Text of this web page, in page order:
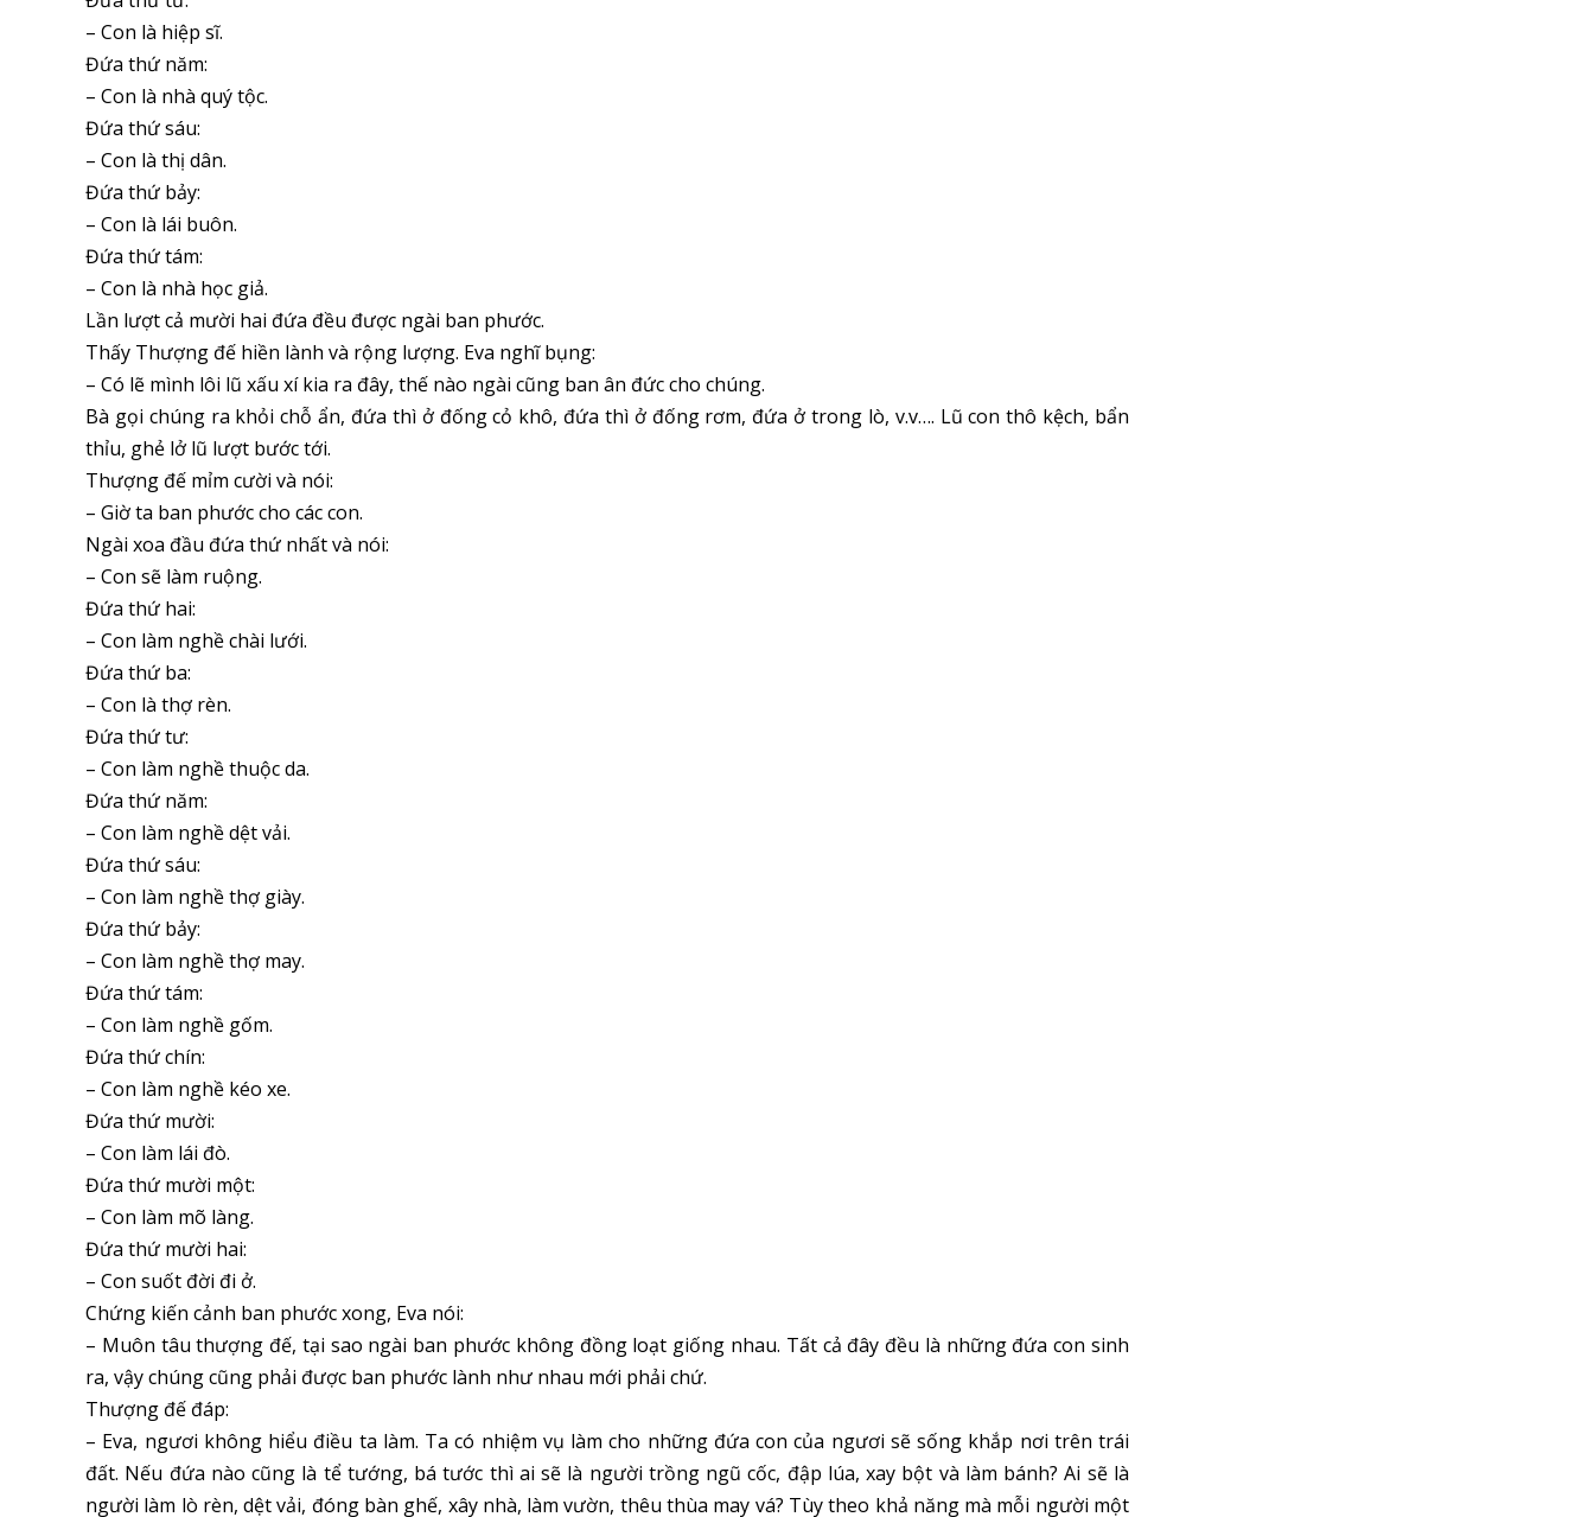
– Con là hiệp sĩ.
Đứa thứ năm:
– Con là nhà quý tộc.
Đứa thứ sáu:
– Con là thị dân.
Đứa thứ bảy:
– Con là lái buôn.
Đứa thứ tám:
– Con là nhà học giả.
Lần lượt cả mười hai đứa đều được ngài ban phước.
Thấy Thượng đế hiền lành và rộng lượng. Eva nghĩ bụng:
– Có lẽ mình lôi lũ xấu xí kia ra đây, thế nào ngài cũng ban ân đức cho chúng.
Bà gọi chúng ra khỏi chỗ ẩn, đứa thì ở đống cỏ khô, đứa thì ở đống rơm, đứa ở trong lò, v.v…. Lũ con thô kệch, bẩn
thỉu, ghẻ lở lũ lượt bước tới.
Thượng đế mỉm cười và nói:
– Giờ ta ban phước cho các con.
Ngài xoa đầu đứa thứ nhất và nói:
– Con sẽ làm ruộng.
Đứa thứ hai:
– Con làm nghề chài lưới.
Đứa thứ ba:
– Con là thợ rèn.
Đứa thứ tư:
– Con làm nghề thuộc da.
Đứa thứ năm:
– Con làm nghề dệt vải.
Đứa thứ sáu:
– Con làm nghề thợ giày.
Đứa thứ bảy:
– Con làm nghề thợ may.
Đứa thứ tám:
– Con làm nghề gốm.
Đứa thứ chín:
– Con làm nghề kéo xe.
Đứa thứ mười:
– Con làm lái đò.
Đứa thứ mười một:
– Con làm mõ làng.
Đứa thứ mười hai:
– Con suốt đời đi ở.
Chứng kiến cảnh ban phước xong, Eva nói:
– Muôn tâu thượng đế, tại sao ngài ban phước không đồng loạt giống nhau. Tất cả đây đều là những đứa con sinh
ra, vậy chúng cũng phải được ban phước lành như nhau mới phải chứ.
Thượng đế đáp:
– Eva, ngươi không hiểu điều ta làm. Ta có nhiệm vụ làm cho những đứa con của ngươi sẽ sống khắp nơi trên trái
đất. Nếu đứa nào cũng là tể tướng, bá tước thì ai sẽ là người trồng ngũ cốc, đập lúa, xay bột và làm bánh? Ai sẽ là
người làm lò rèn, dệt vải, đóng bàn ghế, xây nhà, làm vườn, thêu thùa may vá? Tùy theo khả năng mà mỗi người một